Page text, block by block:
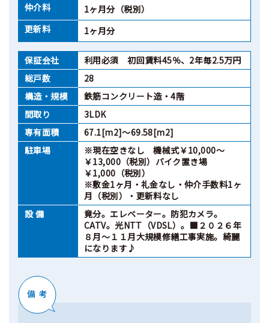
仲介料
1ヶ月分（税別）
更新料
1ヶ月分
保証会社
利用必須 初回賃料45％、2年毎2.5万円
総戸数
28
構造・規模
鉄筋コンクリート造・4階
間取り
3LDK
専有面積
67.1[m2]～69.58[m2]
駐車場
※現在空きなし 機械式￥10,000～
￥13,000（税別）バイク置き場
￥1,000（税別）
※敷金1ヶ月・礼金なし・仲介手数料1ヶ
月（税別）・更新料なし
設 備
竟分。エレベーター。防犯カメラ。
CATV。光NTT（VDSL）。■２０２６年
８月～１１月大規模修繕工事実施。綺麗
になります♪